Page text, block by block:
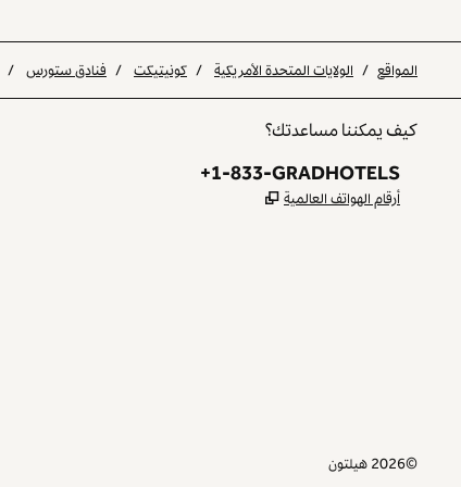
المواقع / الولايات المتحدة الأمريكية / كونيتيكت / فنادق ستورس /
كيف يمكننا مساعدتك؟
الهاتف:
+1-833-GRADHOTELS
أرقام الهواتف العالمية
©
2026 هيلتون